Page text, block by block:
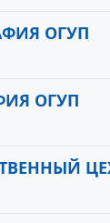
ОГУП
ОГУП